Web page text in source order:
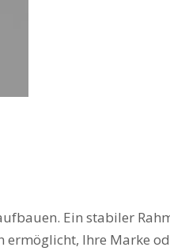
Ein stabiler
Ihre Marke